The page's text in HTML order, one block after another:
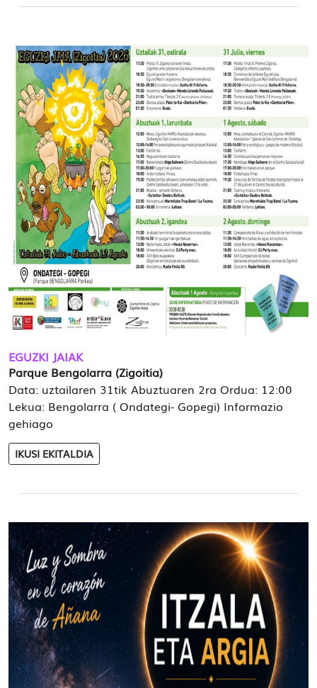
EGUZKI JAIAK
Parque Bengolarra (Zigoitia)
Data: uztailaren 31tik Abuztuaren 2ra Ordua: 12:00
Lekua: Bengolarra ( Ondategi- Gopegi) Informazio
gehiago
IKUSI EKITALDIA